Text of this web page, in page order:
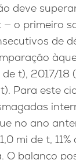
deve
o primeiro
de
t), 2017/18
Para este
no ano
mi de t,
O balanço